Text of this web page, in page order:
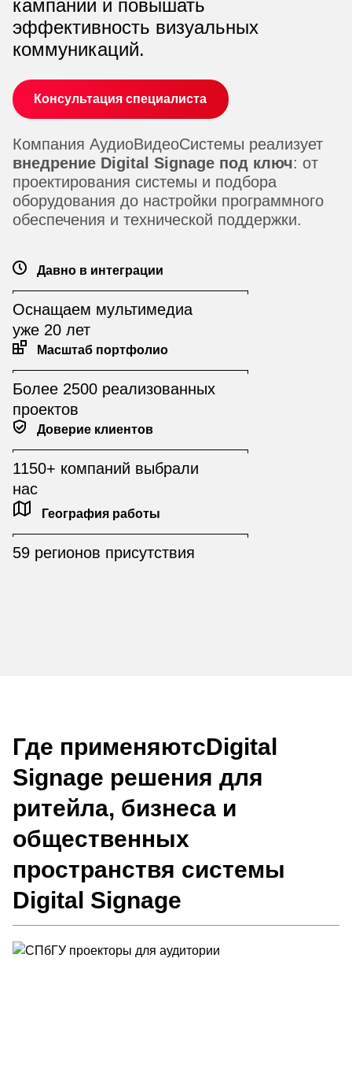
кампании и повышать
эффективность визуальных
коммуникаций.
Консультация специалиста
Компания АудиоВидеоСистемы реализует
внедрение Digital Signage под ключ: от
проектирования системы и подбора
оборудования до настройки программного
обеспечения и технической поддержки.
Давно в интеграции
Оснащаем мультимедиа
уже 20 лет
Масштаб портфолио
Более 2500 реализованных
проектов
Доверие клиентов
1150+ компаний выбрали
нас
География работы
59 регионов присутствия
Где применяютсDigital
Signage решения для
ритейла, бизнеса и
общественных
пространствя системы
Digital Signage